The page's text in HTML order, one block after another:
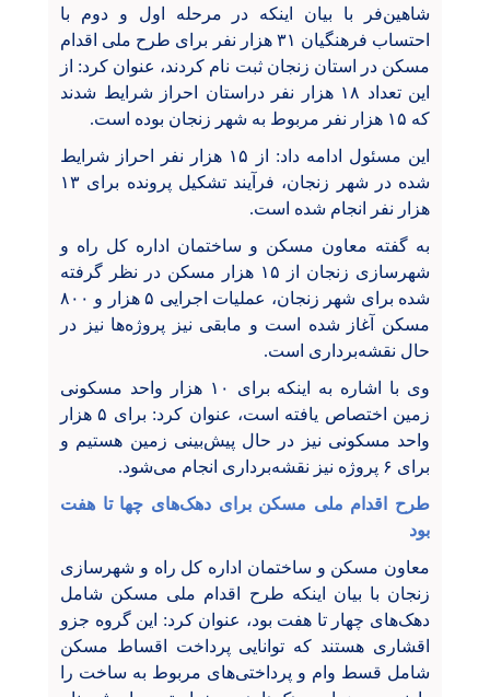
شاهین‌فر با بیان اینکه در مرحله اول و دوم با
احتساب فرهنگیان ۳۱ هزار نفر برای طرح ملی اقدام
مسکن در استان زنجان ثبت نام کردند، عنوان کرد: از
این تعداد ۱۸ هزار نفر دراستان احراز شرایط شدند
که ۱۵ هزار نفر مربوط به شهر زنجان بوده است.
این مسئول ادامه داد: از ۱۵ هزار نفر احراز شرایط
شده در شهر زنجان، فرآیند تشکیل پرونده برای ۱۳
هزار نفر انجام شده است.
به گفته معاون مسکن و ساختمان اداره کل راه و
شهرسازی زنجان از ۱۵ هزار مسکن در نظر گرفته
شده برای شهر زنجان، عملیات اجرایی ۵ هزار و ۸۰۰
مسکن آغاز شده است و مابقی نیز پروژه‌ها نیز در
حال نقشه‌برداری است.
وی با اشاره به اینکه برای ۱۰ هزار واحد مسکونی
زمین اختصاص یافته است، عنوان کرد: برای ۵ هزار
واحد مسکونی نیز در حال پیش‌بینی زمین هستیم و
برای ۶ پروژه نیز نقشه‌برداری انجام می‌شود.
طرح اقدام ملی مسکن برای دهک‌های چها تا هفت
بود
معاون مسکن و ساختمان اداره کل راه و شهرسازی
زنجان با بیان اینکه طرح اقدام ملی مسکن شامل
دهک‌های چهار تا هفت بود، عنوان کرد: این گروه جزو
اقشاری هستند که توانایی پرداخت اقساط مسکن
شامل قسط وام و پرداختی‌های مربوط به ساخت را